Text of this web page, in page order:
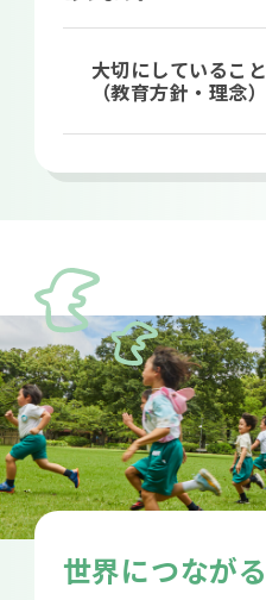
大切にしていること
（教育方針・理念）
世界につながる